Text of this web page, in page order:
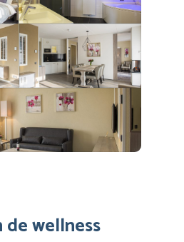
wellness